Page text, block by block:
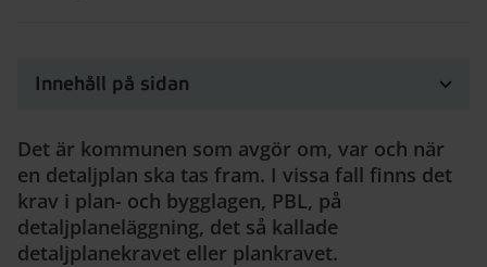
Innehåll på sidan
Det är kommunen som avgör om, var och när
en detaljplan ska tas fram. I vissa fall finns det
krav i plan- och bygglagen, PBL, på
detaljplaneläggning, det så kallade
detaljplanekravet eller plankravet.